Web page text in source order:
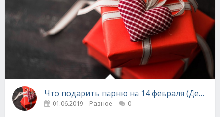
Что подарить парню на 14 февраля (День
01.06.2019 Разное 0